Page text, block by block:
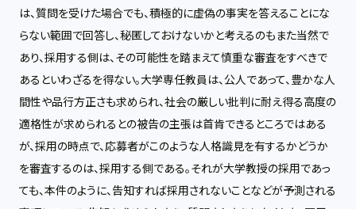
は、質問を受けた場合でも、積極的に虚偽の事実を答えることにな
らない範囲で回答し、秘匿しておけないかと考えるのもまた当然で
あり、採用する側は、その可能性を踏まえて慎重な審査をすべきで
あるといわざるを得ない。大学専任教員は、公人であって、豊かな人
間性や品行方正さも求められ、社会の厳しい批判に耐え得る高度の
適格性が求められるとの被告の主張は首肯できるところではある
が、採用の時点で、応募者がこのような人格識見を有するかどうか
を審査するのは、採用する側である。それが大学教授の採用であっ
ても、本件のように、告知すれば採用されないことなどが予測される